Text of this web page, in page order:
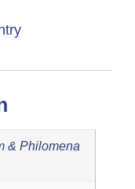
& Philomena